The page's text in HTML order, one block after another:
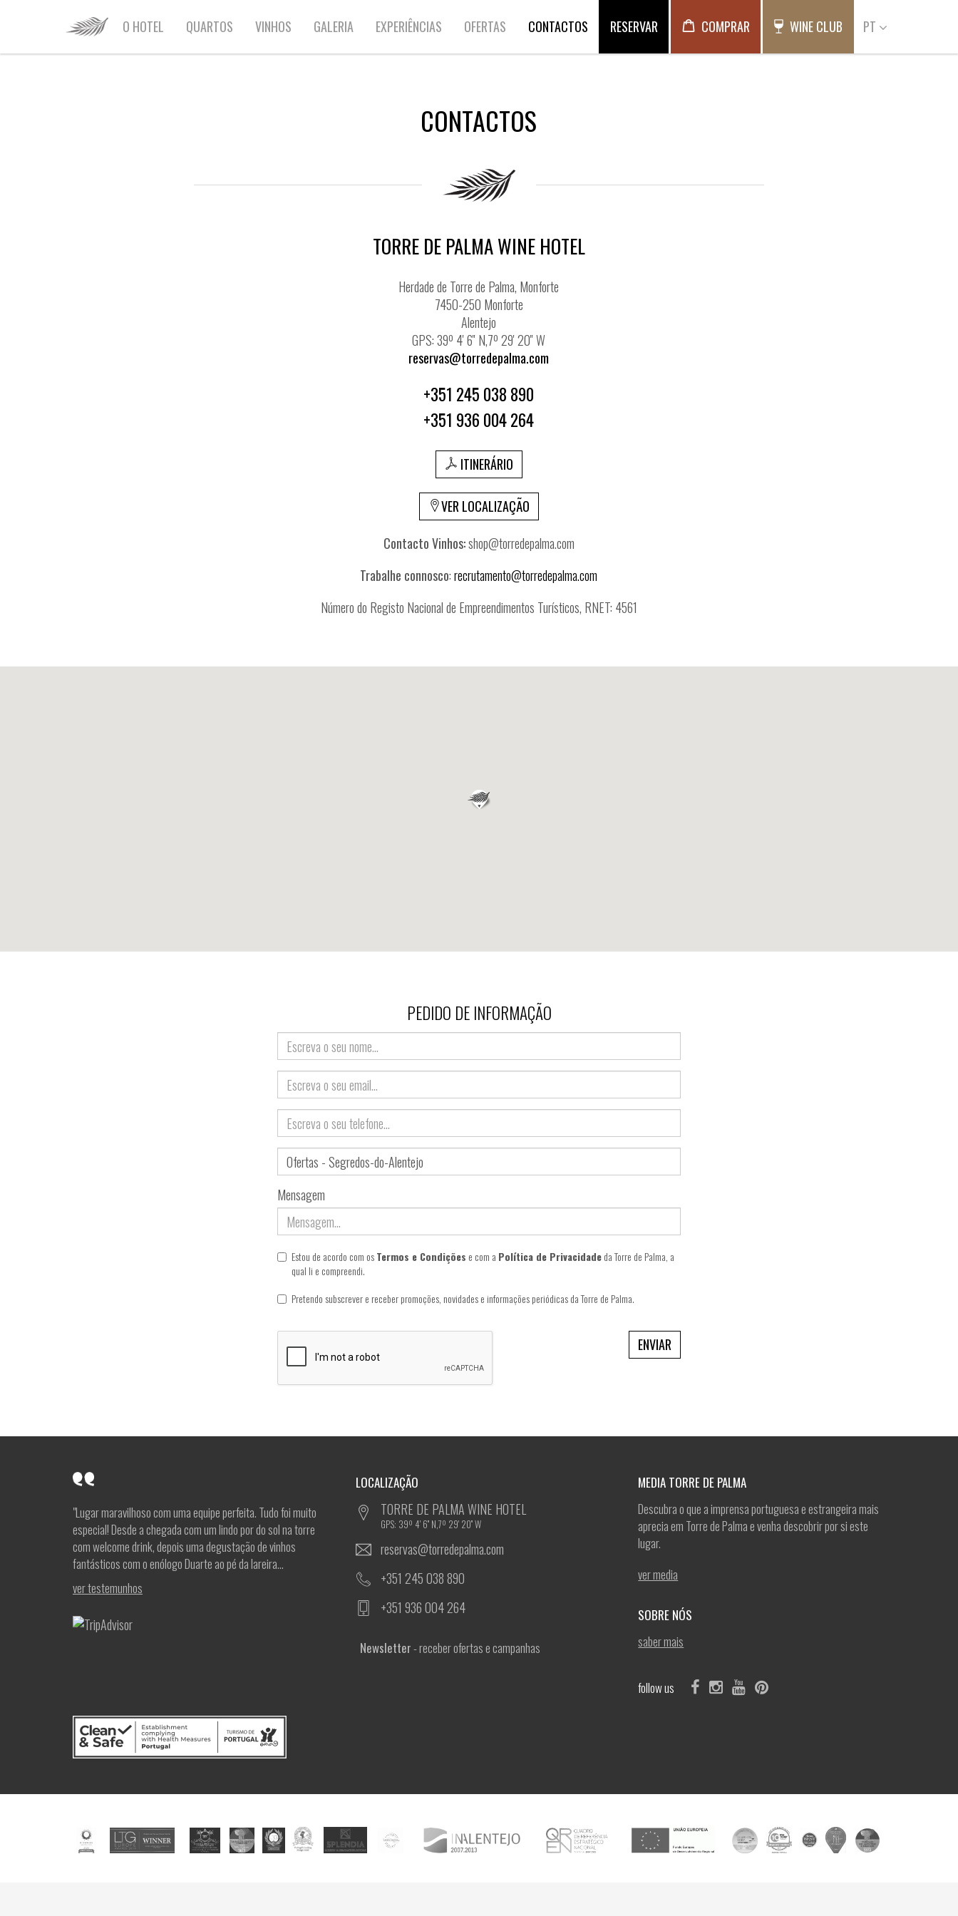
HOME O HOTEL QUARTOS VINHOS GALERIA EXPERIÊNCIAS OFERTAS CONTACTOS RESERVAR COMPRAR WINE CLUB PT
CONTACTOS
TORRE DE PALMA WINE HOTEL
Herdade de Torre de Palma, Monforte
7450-250 Monforte
Alentejo
GPS: 39º 4' 6'' N,7º 29' 20'' W
reservas@torredepalma.com
+351 245 038 890
+351 936 004 264
ITINERÁRIO
VER LOCALIZAÇÃO
Contacto Vinhos:shop@torredepalma.com
Trabalhe connosco:recrutamento@torredepalma.com
Número do Registo Nacional de Empreendimentos Turísticos, RNET: 4561
PEDIDO DE INFORMAÇÃO
Nome
Email
Telefone
Assunto
Mensagem
Estou de acordo com osTermos e Condições e com a Política de Privacidadeda Torre de Palma, a
qual li e compreendi.
Pretendo subscrever e receber promoções, novidades e informações periódicas da Torre de Palma.
ENVIAR
"Lugar maravilhoso com uma equipe perfeita. Tudo foi muito
especial! Desde a chegada com um lindo por do sol na torre
com welcome drink, depois uma degustação de vinhos
fantásticos com o enólogo Duarte ao pé da lareira...
ver testemunhos
LOCALIZAÇÃO
TORRE DE PALMA WINE HOTEL
GPS: 39º 4' 6'' N,7º 29' 20'' W
reservas@torredepalma.com
+351 245 038 890
+351 936 004 264
Newsletter- receber ofertas e campanhas
MEDIA TORRE DE PALMA
Descubra o que a imprensa portuguesa e estrangeira mais
aprecia em Torre de Palma e venha descobrir por si este
lugar.
ver media
SOBRE NÓS
saber mais
follow us